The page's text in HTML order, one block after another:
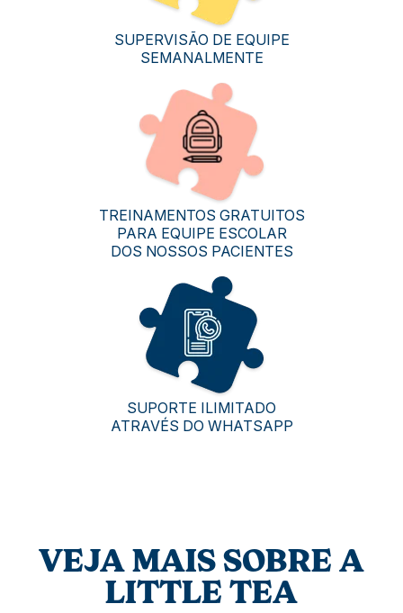
SUPERVISÃO DE EQUIPE
SEMANALMENTE
TREINAMENTOS GRATUITOS
PARA EQUIPE ESCOLAR
DOS NOSSOS PACIENTES
SUPORTE ILIMITADO
ATRAVÉS DO WHATSAPP
VEJA MAIS SOBRE A
LITTLE TEA